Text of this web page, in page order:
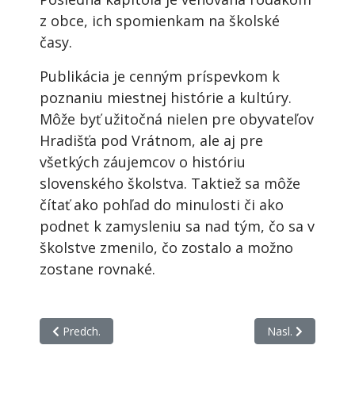
z obce, ich spomienkam na školské
časy.
Publikácia je cenným príspevkom k
poznaniu miestnej histórie a kultúry.
Môže byť užitočná nielen pre obyvateľov
Hradišťa pod Vrátnom, ale aj pre
všetkých záujemcov o históriu
slovenského školstva. Taktiež sa môže
čítať ako pohľad do minulosti či ako
podnet k zamysleniu sa nad tým, čo sa v
školstve zmenilo, čo zostalo a možno
zostane rovnaké.
Predchádzajúci článok: 23. Vargová, Jana: Marián Varga
Predch. Nasledujúci
Nasl.